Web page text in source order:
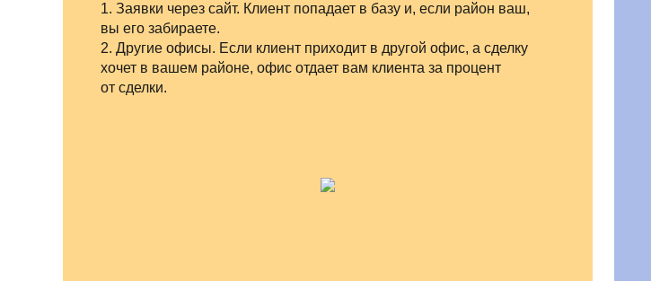
1. Заявки через сайт. Клиент попадает в базу и, если район ваш,
вы его забираете.
2. Другие офисы. Если клиент приходит в другой офис, а сделку
хочет в вашем районе, офис отдает вам клиента за процент
от сделки.